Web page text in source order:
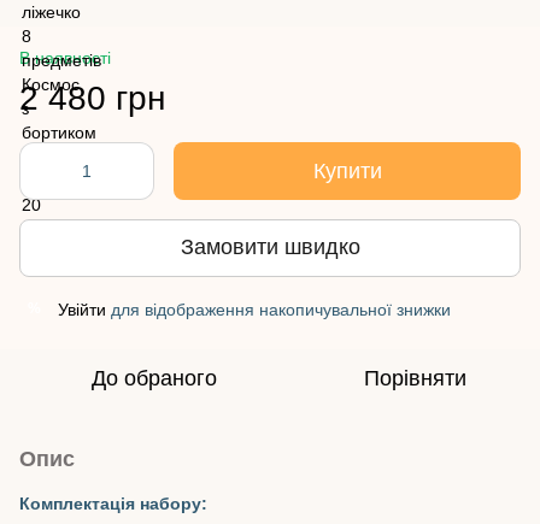
В наявності
2 480 грн
Купити
Замовити швидко
Увійти для відображення накопичувальної знижки
До обраного Порівняти
Опис
Комплектація набору: